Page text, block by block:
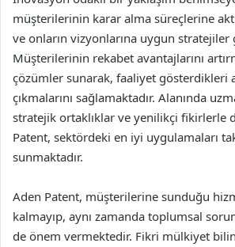
müşterilerinin karar alma süreçlerine
ve onların vizyonlarına uygun
Müşterilerinin rekabet avantajlarını
çözümler sunarak, faaliyet gösterdikleri
çıkmalarını sağlamaktadır. Alanında
stratejik ortaklıklar ve yenilikçi fikirlerle
Patent, sektördeki en iyi uygulamaları
sunmaktadır.
Aden Patent, müşterilerine sunduğu
kalmayıp, aynı zamanda toplumsal
de önem vermektedir. Fikri mülkiyet